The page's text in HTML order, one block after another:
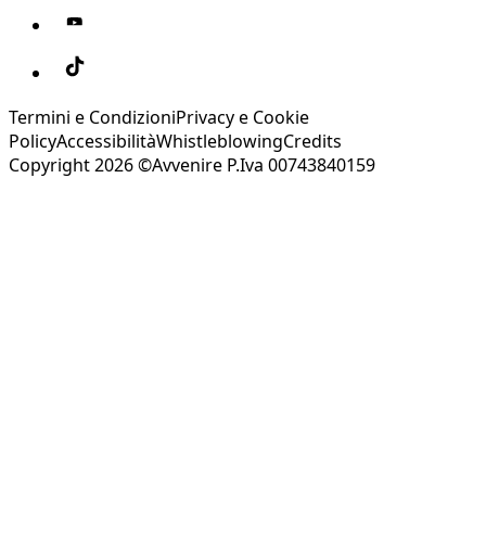
Termini e CondizioniPrivacy e Cookie
PolicyAccessibilitàWhistleblowingCredits
Copyright 2026 ©Avvenire P.Iva 00743840159